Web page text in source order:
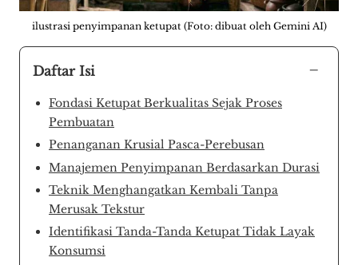
ilustrasi penyimpanan ketupat (Foto: dibuat oleh Gemini AI)
Daftar Isi −
Fondasi Ketupat Berkualitas Sejak Proses
Pembuatan
Penanganan Krusial Pasca-Perebusan
Manajemen Penyimpanan Berdasarkan Durasi
Teknik Menghangatkan Kembali Tanpa
Merusak Tekstur
Identifikasi Tanda-Tanda Ketupat Tidak Layak
Konsumsi